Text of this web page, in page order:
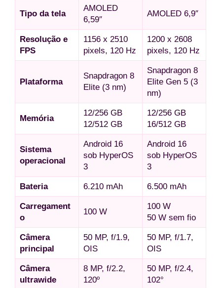
Tipo da tela
AMOLED
6,59″
AMOLED 6,9″
Resolução e
FPS
1156 x 2510
pixels, 120 Hz
1200 x 2608
pixels, 120 Hz
Plataforma
Snapdragon 8
Elite (3 nm)
Snapdragon 8
Elite Gen 5 (3
nm)
Memória
12/256 GB
12/512 GB
12/256 GB
16/512 GB
Sistema
operacional
Android 16
sob HyperOS
3
Android 16
sob HyperOS
3
Bateria 6.210 mAh 6.500 mAh
Carregament
o
100 W
100 W
50 W sem fio
Câmera
principal
50 MP, f/1.9,
OIS
50 MP, f/1.7,
OIS
Câmera
ultrawide
8 MP, f/2.2,
120º
50 MP, f/2.4,
102°